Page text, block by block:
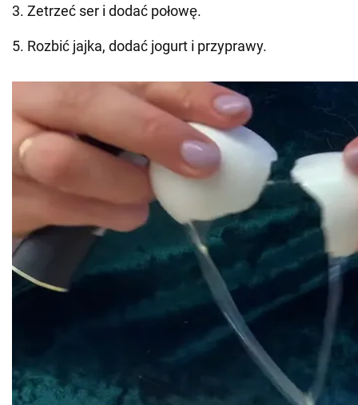
3. Zetrzeć ser i dodać połowę.
5. Rozbić jajka, dodać jogurt i przyprawy.